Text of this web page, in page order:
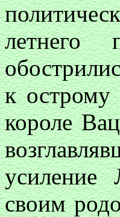
летнего
к острому
короле
усиление
своим